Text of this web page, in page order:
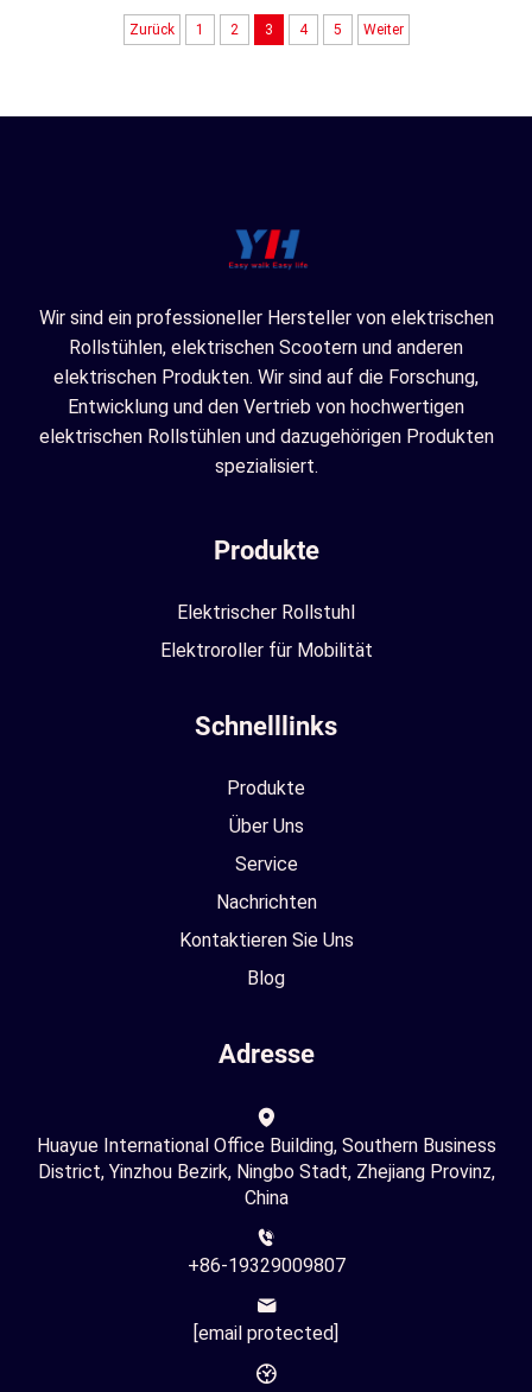
die Nutzung von inte...
Zurück 1 2 3 4 5 Weiter
Wir sind ein professioneller Hersteller von elektrischen
Rollstühlen, elektrischen Scootern und anderen
elektrischen Produkten. Wir sind auf die Forschung,
Entwicklung und den Vertrieb von hochwertigen
elektrischen Rollstühlen und dazugehörigen Produkten
spezialisiert.
Produkte
Elektrischer Rollstuhl
Elektroroller für Mobilität
Schnelllinks
Produkte
Über Uns
Service
Nachrichten
Kontaktieren Sie Uns
Blog
Adresse
Huayue International Office Building, Southern Business
District, Yinzhou Bezirk, Ningbo Stadt, Zhejiang Provinz,
China
+86-19329009807
[email protected]